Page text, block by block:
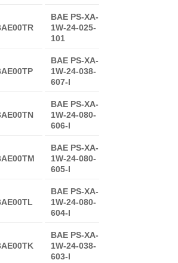
BAE PS-XA-
1W-24-025-
101
BAE PS-XA-
1W-24-038-
607-I
BAE PS-XA-
1W-24-080-
606-I
BAE PS-XA-
1W-24-080-
605-I
BAE PS-XA-
1W-24-080-
604-I
BAE PS-XA-
1W-24-038-
603-I